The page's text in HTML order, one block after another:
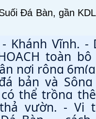
Đá Bàn, gần
Khánh Vĩnh. -
toàn
nơi rộng
bản và
thể trồng
vườn. - Vị